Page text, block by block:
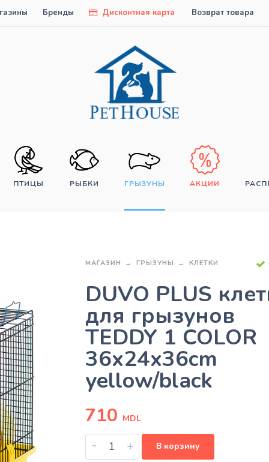
Бренды Дисконтная карта Возврат товара
ПТИЦЫ РЫБКИ ГРЫЗУНЫ АКЦИИ
МАГАЗИН ГРЫЗУНЫ КЛЕТКИ
DUVO PLUS
для грызунов
TEDDY 1 COLOR
36x24x36cm
yellow/black
710 MDL
- + В корзину